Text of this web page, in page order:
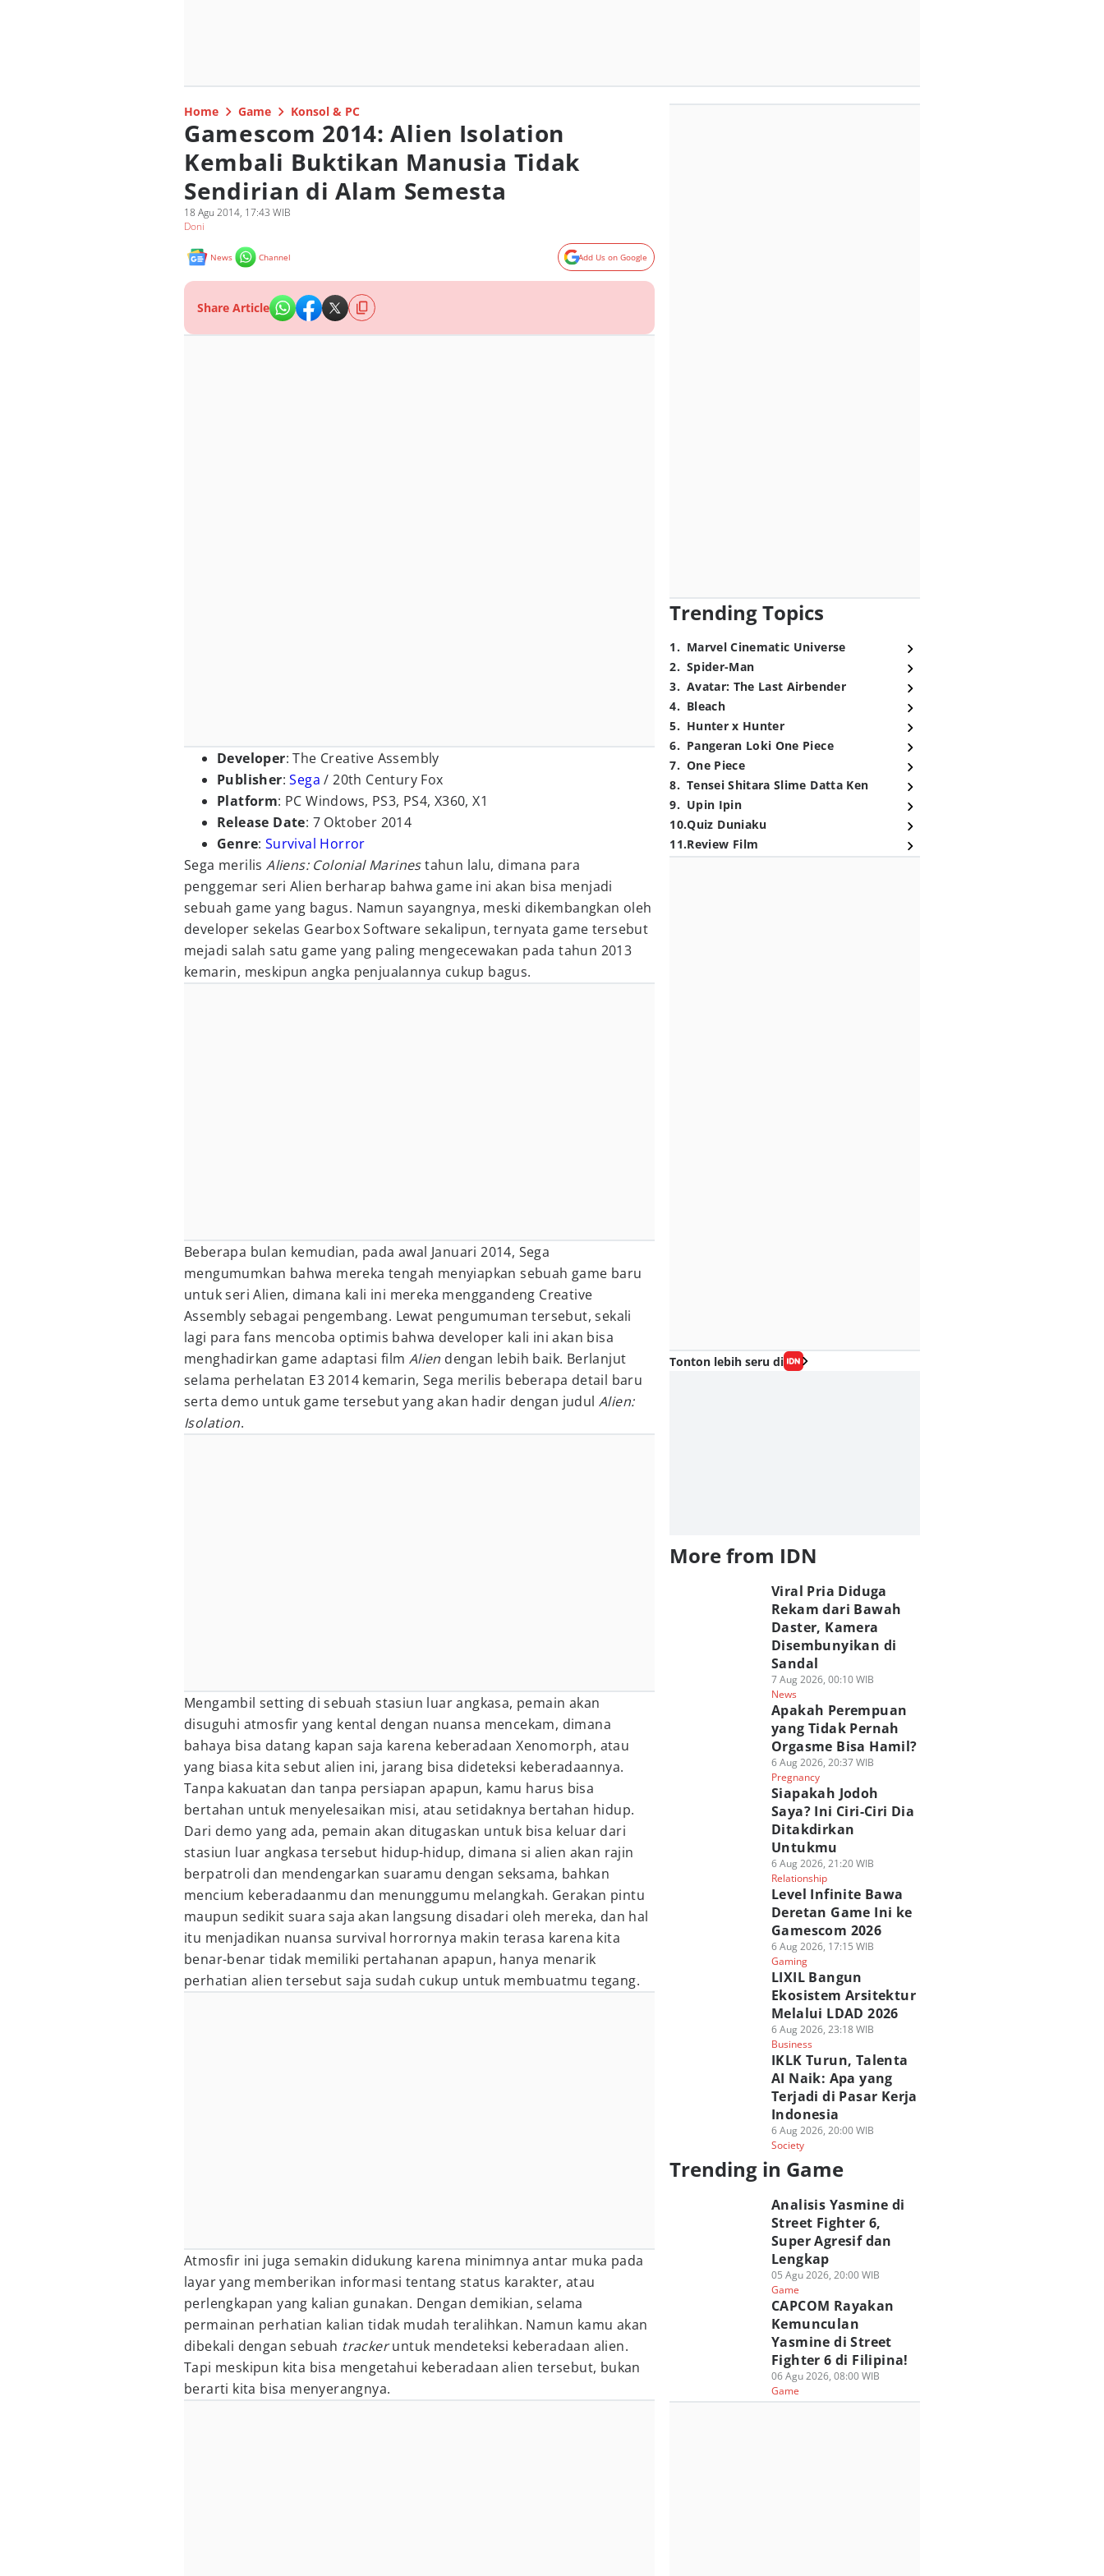
Home Game Konsol & PC
Gamescom 2014: Alien Isolation
Kembali Buktikan Manusia Tidak
Sendirian di Alam Semesta
18 Agu 2014, 17:43 WIB
Doni
News Channel Add Us on Google
Share Article
Developer: The Creative Assembly
Publisher:Sega / 20th Century Fox
Platform: PC Windows, PS3, PS4, X360,X1
Release Date: 7 Oktober 2014
Genre: Survival Horror
Sega merilisAliens: Colonial Marinestahun lalu, dimana para
penggemar seri Alien berharap bahwa game ini akan bisa menjadi
sebuah game yang bagus. Namun sayangnya, meski dikembangkan oleh
developer sekelas Gearbox Software sekalipun, ternyata game tersebut
mejadi salah satu game yang paling mengecewakan pada tahun 2013
kemarin, meskipun angka penjualannya cukup bagus.
Beberapa bulan kemudian, pada awal Januari 2014, Sega
mengumumkan bahwa mereka tengah menyiapkan sebuah game baru
untuk seri Alien, dimana kali ini mereka menggandeng Creative
Assembly sebagai pengembang. Lewat pengumuman tersebut, sekali
lagi para fans mencoba optimis bahwa developer kali ini akan bisa
menghadirkan game adaptasi film Alien dengan lebih baik. Berlanjut
selama perhelatan E3 2014 kemarin, Sega merilis beberapa detail baru
serta demo untuk game tersebut yang akan hadir dengan judul Alien:
Isolation.
Mengambil setting di sebuah stasiun luar angkasa, pemain akan
disuguhi atmosfir yang kental dengan nuansa mencekam, dimana
bahaya bisa datang kapan saja karena keberadaan Xenomorph, atau
yang biasa kita sebut alien ini, jarang bisa dideteksi keberadaannya.
Tanpa kakuatan dan tanpa persiapan apapun, kamu harus bisa
bertahan untuk menyelesaikan misi, atau setidaknya bertahan hidup.
Dari demo yang ada, pemain akan ditugaskan untuk bisa keluar dari
stasiun luar angkasa tersebut hidup-hidup, dimana si alien akan rajin
berpatroli dan mendengarkan suaramu dengan seksama, bahkan
mencium keberadaanmu dan menunggumu melangkah. Gerakan pintu
maupun sedikit suara saja akan langsung disadari oleh mereka, dan hal
itu menjadikan nuansa survival horrornya makin terasa karena kita
benar-benar tidak memiliki pertahanan apapun, hanya menarik
perhatian alien tersebut saja sudah cukup untuk membuatmu tegang.
Atmosfir ini juga semakin didukung karena minimnya antar muka pada
layar yang memberikan informasi tentang status karakter, atau
perlengkapan yang kalian gunakan. Dengan demikian, selama
permainan perhatian kalian tidak mudah teralihkan. Namun kamu akan
dibekali dengan sebuah trackeruntuk mendeteksi keberadaan alien.
Tapi meskipun kita bisa mengetahui keberadaan alien tersebut, bukan
berarti kita bisa menyerangnya.
Trending Topics
1. Marvel Cinematic Universe
2. Spider-Man
3. Avatar: The Last Airbender
4. Bleach
5. Hunter x Hunter
6. Pangeran Loki One Piece
7. One Piece
8. Tensei Shitara Slime Datta Ken
9. Upin Ipin
10.Quiz Duniaku
11.Review Film
Tonton lebih seru di
More from IDN
Viral Pria Diduga
Rekam dari Bawah
Daster, Kamera
Disembunyikan di
Sandal
7 Aug 2026, 00:10 WIB
News
Apakah Perempuan
yang Tidak Pernah
Orgasme Bisa Hamil?
6 Aug 2026, 20:37 WIB
Pregnancy
Siapakah Jodoh
Saya? Ini Ciri-Ciri Dia
Ditakdirkan
Untukmu
6 Aug 2026, 21:20 WIB
Relationship
Level Infinite Bawa
Deretan Game Ini ke
Gamescom 2026
6 Aug 2026, 17:15 WIB
Gaming
LIXIL Bangun
Ekosistem Arsitektur
Melalui LDAD 2026
6 Aug 2026, 23:18 WIB
Business
IKLK Turun, Talenta
AI Naik: Apa yang
Terjadi di Pasar Kerja
Indonesia
6 Aug 2026, 20:00 WIB
Society
Trending in Game
Analisis Yasmine di
Street Fighter 6,
Super Agresif dan
Lengkap
05 Agu 2026, 20:00 WIB
Game
CAPCOM Rayakan
Kemunculan
Yasmine di Street
Fighter 6 di Filipina!
06 Agu 2026, 08:00 WIB
Game